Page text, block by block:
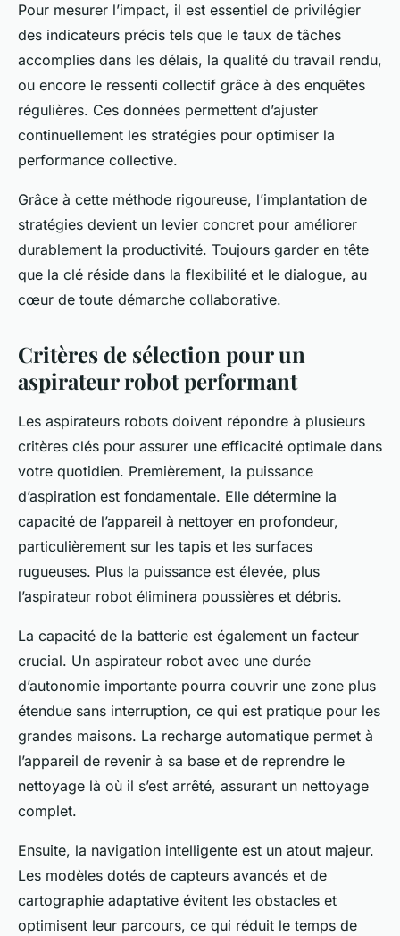
Pour mesurer l’impact, il est essentiel de privilégier
des indicateurs précis tels que le taux de tâches
accomplies dans les délais, la qualité du travail rendu,
ou encore le ressenti collectif grâce à des enquêtes
régulières. Ces données permettent d’ajuster
continuellement les stratégies pour optimiser la
performance collective.
Grâce à cette méthode rigoureuse, l’implantation de
stratégies devient un levier concret pour améliorer
durablement la productivité. Toujours garder en tête
que la clé réside dans la flexibilité et le dialogue, au
cœur de toute démarche collaborative.
Critères de sélection pour un
aspirateur robot performant
Les aspirateurs robots doivent répondre à plusieurs
critères clés pour assurer une efficacité optimale dans
votre quotidien. Premièrement, la puissance
d’aspiration est fondamentale. Elle détermine la
capacité de l’appareil à nettoyer en profondeur,
particulièrement sur les tapis et les surfaces
rugueuses. Plus la puissance est élevée, plus
l’aspirateur robot éliminera poussières et débris.
La capacité de la batterie est également un facteur
crucial. Un aspirateur robot avec une durée
d’autonomie importante pourra couvrir une zone plus
étendue sans interruption, ce qui est pratique pour les
grandes maisons. La recharge automatique permet à
l’appareil de revenir à sa base et de reprendre le
nettoyage là où il s’est arrêté, assurant un nettoyage
complet.
Ensuite, la navigation intelligente est un atout majeur.
Les modèles dotés de capteurs avancés et de
cartographie adaptative évitent les obstacles et
optimisent leur parcours, ce qui réduit le temps de